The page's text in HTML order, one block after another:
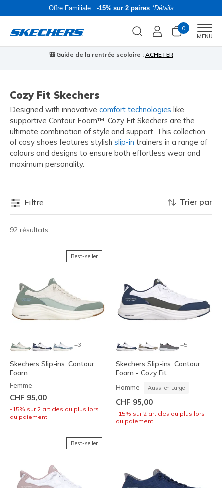
Offre Familiale : -15% sur 2 paires *Détails
0
MENU
🎒 Guide de la rentrée scolaire : ACHETER
Cozy Fit Skechers
Designed with innovative comfort technologies like
supportive Contour Foam™, Cozy Fit Skechers are the
ultimate combination of style and support. This collection
of cosy shoes features stylish slip-in trainers in a range of
colours and designs to ensure both effortless wear and
maximum personality.
Filtre
92 résultats
Trier par
Best-seller
+3
Skechers Slip-ins: Contour
Foam
Femme
CHF 95,00
-15% sur 2 articles ou plus lors
du paiement.
+5
Skechers Slip-ins: Contour
Foam - Cozy Fit
Homme Aussi en Large
CHF 95,00
-15% sur 2 articles ou plus lors
du paiement.
Best-seller